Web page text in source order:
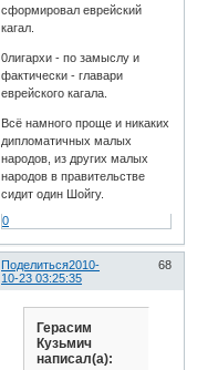
сформировал еврейский
кагал.
0лигархи - по замыслу и
фактически - главари
еврейского кагала.
Всё намного проще и никаких
дипломатичных малых
народов, из других малых
народов в правительстве
сидит один Шойгу.
0
Поделиться 68
2010-
10-23 03:25:35
Герасим
Кузьмич
написал(а):